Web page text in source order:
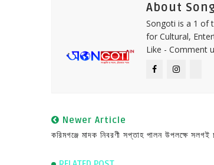
About
Songoti is a 1 of
for Cultural,
Like - Comment
Newer Article
করিমগঞ্জে মাদক নিবরণী সপ্তাহ পালন উপলক্ষে সলগই